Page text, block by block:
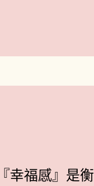
幸福感』是衡